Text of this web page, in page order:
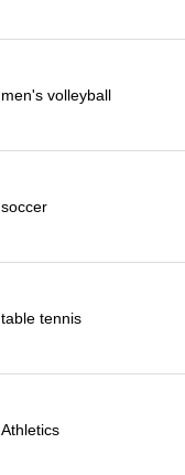
men's volleyball
soccer
table tennis
Athletics